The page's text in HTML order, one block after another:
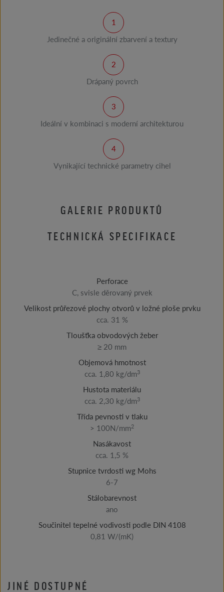
Jedinečné a originální zbarvení a textury
Drápaný povrch
Ideální v kombinaci s moderní architekturou
Vynikající technické parametry cihel
GALERIE PRODUKTŮ
TECHNICKÁ SPECIFIKACE
Perforace
C, svisle děrovaný prvek
Velikost průřezové plochy otvorů v ložné ploše prvku
cca. 31 %
Tloušťka obvodových žeber
≥ 20 mm
Objemová hmotnost
cca. 1,80 kg/dm3
Hustota materiálu
cca. 2,30 kg/dm3
Třída pevnosti v tlaku
> 100N/mm2
Nasákavost
cca. 1,5 %
Stupnice tvrdosti wg Mohs
6-7
Stálobarevnost
ano
Součinitel tepelné vodivosti podle DIN 4108
0,81 W/(mK)
JINÉ DOSTUPNÉ